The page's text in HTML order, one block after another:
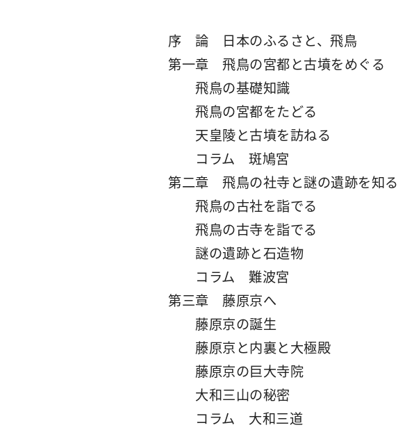
序 論 日本のふるさと、飛鳥
第一章 飛鳥の宮都と古墳をめぐる
飛鳥の基礎知識
飛鳥の宮都をたどる
天皇陵と古墳を訪ねる
コラム 斑鳩宮
第二章 飛鳥の社寺と謎の遺跡を知る
飛鳥の古社を詣でる
飛鳥の古寺を詣でる
謎の遺跡と石造物
コラム 難波宮
第三章 藤原京へ
藤原京の誕生
藤原京と内裏と大極殿
藤原京の巨大寺院
大和三山の秘密
コラム 大和三道